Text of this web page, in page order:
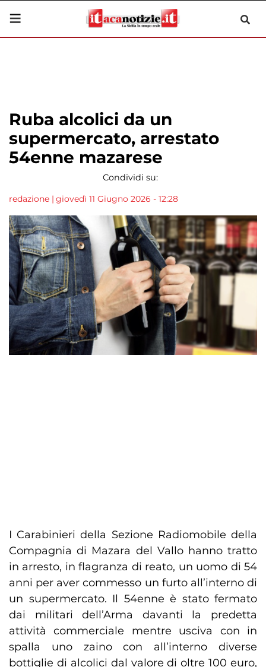
Ruba alcolici da un
supermercato, arrestato
54enne mazarese
Condividi su:
redazione | giovedì 11 Giugno 2026 - 12:28
I Carabinieri della Sezione Radiomobile della
Compagnia di Mazara del Vallo hanno tratto
in arresto, in flagranza di reato, un uomo di 54
anni per aver commesso un furto all’interno di
un supermercato. Il 54enne è stato fermato
dai militari dell’Arma davanti la predetta
attività commerciale mentre usciva con in
spalla uno zaino con all’interno diverse
bottiglie di alcolici dal valore di oltre 100 euro,